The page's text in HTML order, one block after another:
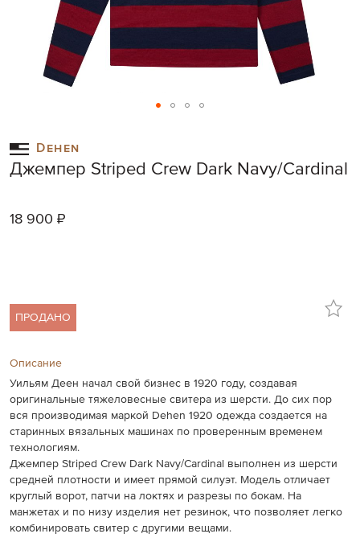
to
the
beginning
images
Dehen
Джемпер Striped Crew Dark Navy/Cardinal
18 900 ₽
ПРОДАНО
Описание
Уильям Деен начал свой бизнес в 1920 году, создавая
оригинальные тяжеловесные свитера из шерсти. До сих пор
вся производимая маркой Dehen 1920 одежда создается на
старинных вязальных машинах по проверенным временем
технологиям.
Джемпер Striped Crew Dark Navy/Cardinal выполнен из шерсти
средней плотности и имеет прямой силуэт. Модель отличает
круглый ворот, патчи на локтях и разрезы по бокам. На
манжетах и по низу изделия нет резинок, что позволяет легко
комбинировать свитер с другими вещами.